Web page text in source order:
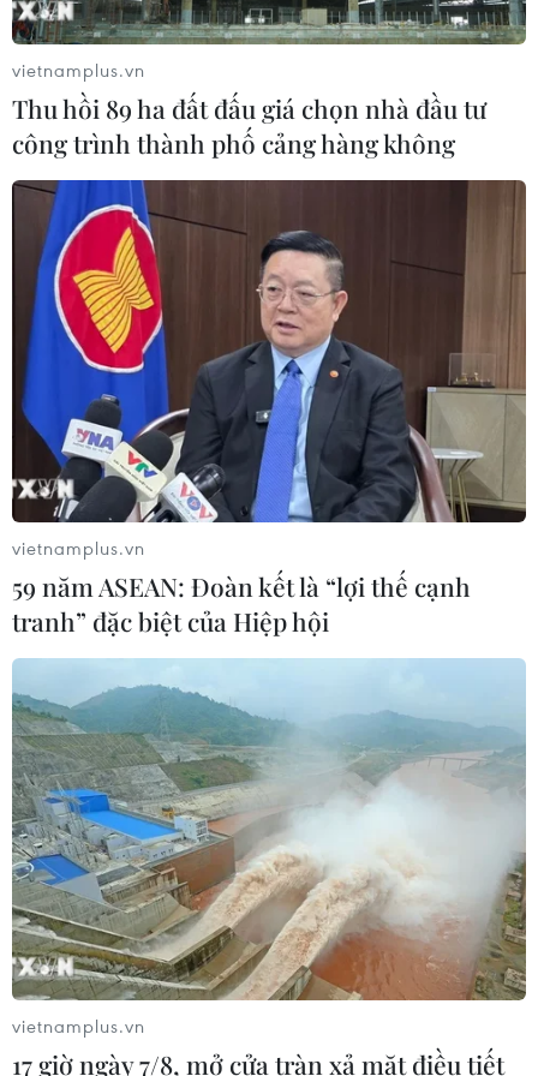
nghiệp Việt
07/08/2026 01:14
Giá dầu tăng vọt do Iran xem xét cấm
tàu Mỹ và Israel qua eo biển Hormuz
07/08/2026 00:45
Giá vàng thế giới quay đầu giảm nhẹ
do áp lực chốt lời
07/08/2026 00:31
Mexico triển khai hàng nghìn binh sỹ
bảo vệ các vùng trồng bơ trọng điểm
Mỹ kiểm tra gần 500 chiếc Boeing 737
06/08/2026 23:31
Ngoại giao kinh tế: Kiến tạo hệ sinh
thái đồng hành và thúc đẩy tự chủ
công nghệ
06/08/2026 15:33
Việt Nam tiếp tục là thị trường trọng
điểm của doanh nghiệp thực phẩm
Ba Lan
vietnamplus.vn
Thu hồi 89 ha đất đấu giá chọn nhà đầu tư
công trình thành phố cảng hàng không
vietnamplus.vn
59 năm ASEAN: Đoàn kết là “lợi thế cạnh
tranh” đặc biệt của Hiệp hội
vietnamplus.vn
17 giờ ngày 7/8, mở cửa tràn xả mặt điều tiết